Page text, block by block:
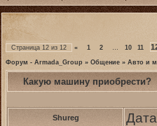
Страница 12 из 12 « 1 2 … 10 11
Форум - Armada_Group » Общение » Авто и
Какую машину приобрести?
Shureg